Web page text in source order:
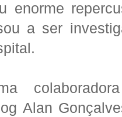
enorme
a ser
Alan